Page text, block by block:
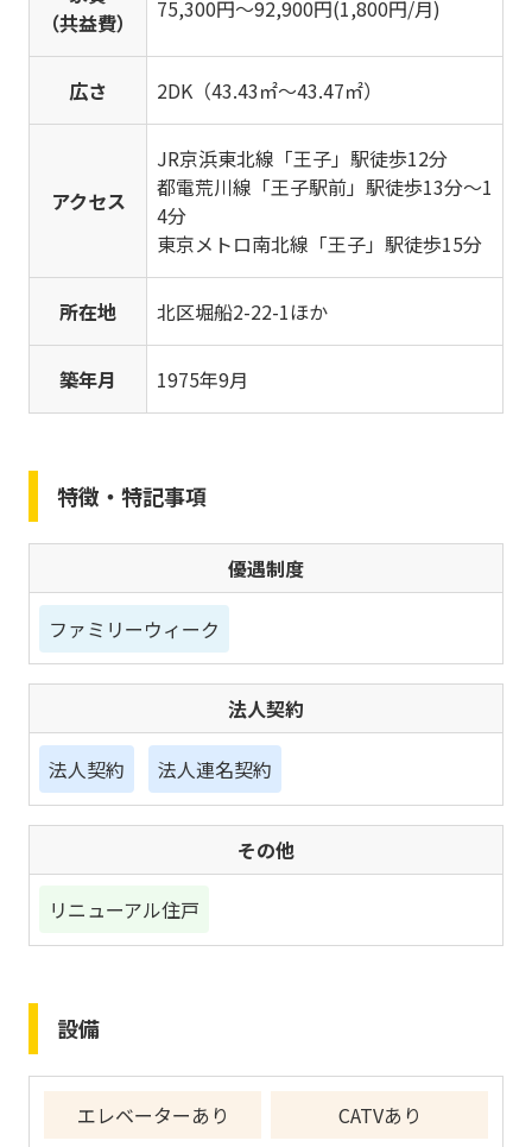
（共益費）
75,300円～92,900円(1,800円/月)
広さ 2DK（43.43㎡～43.47㎡）
アクセス
JR京浜東北線「王子」駅徒歩12分
都電荒川線「王子駅前」駅徒歩13分～1
4分
東京メトロ南北線「王子」駅徒歩15分
所在地 北区堀船2-22-1ほか
築年月 1975年9月
特徴・特記事項
優遇制度
ファミリーウィーク
法人契約
法人契約 法人連名契約
その他
リニューアル住戸
設備
エレベーターあり
CATVあり